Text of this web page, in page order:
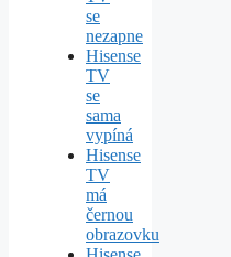
se
nezapne
Hisense
TV
se
sama
vypíná
Hisense
TV
má
černou
obrazovku